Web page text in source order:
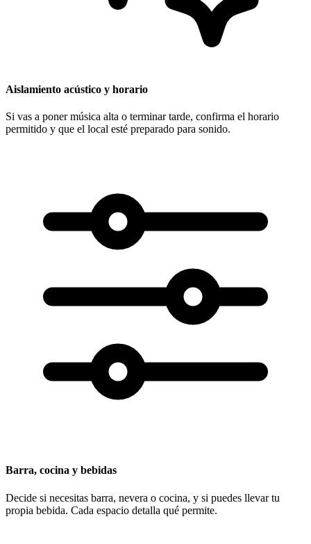
Aislamiento acústico y horario
Si vas a poner música alta o terminar tarde, confirma el horario
permitido y que el local esté preparado para sonido.
Barra, cocina y bebidas
Decide si necesitas barra, nevera o cocina, y si puedes llevar tu
propia bebida. Cada espacio detalla qué permite.